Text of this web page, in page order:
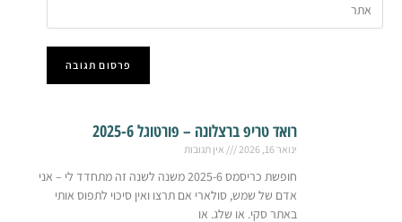
רואד טריפ ברצלונה – פורטוגל 2025-6
ינואר 16, 2026 אין תגובות
חופשת כריסמס 2025-6 משנה לשנה זה מתחדד לי – אני
אדם של שמש, סולארי אם תרצו ואין סיכוי לתפוס אותי
באתר סקי. או שלג. או